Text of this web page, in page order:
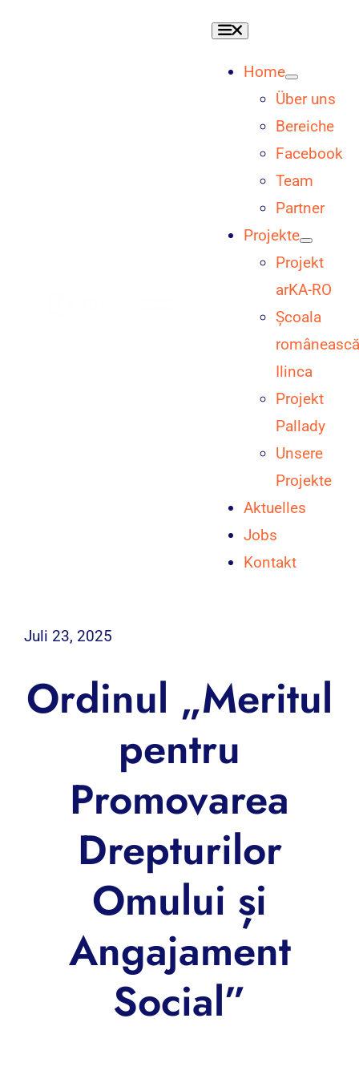
Toggle
Navigation
Home
Über uns
Bereiche
Facebook
Team
Partner
Projekte
Projekt
arKA-RO
Școala
românească
Ilinca
Projekt
Pallady
Unsere
Projekte
Aktuelles
Jobs
Kontakt
Juli 23, 2025
Ordinul „Meritul
pentru
Promovarea
Drepturilor
Omului și
Angajament
Social”